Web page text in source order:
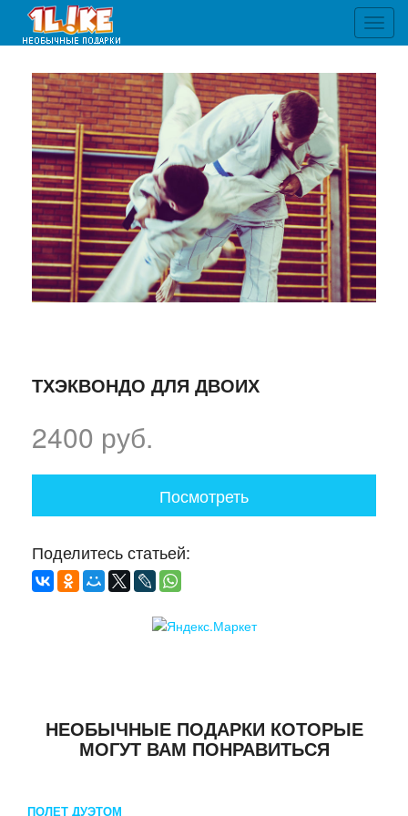
ТХЭКВОНДО ДЛЯ ДВОИХ
2400 руб.
Посмотреть
Поделитесь статьей:
НЕОБЫЧНЫЕ ПОДАРКИ КОТОРЫЕ
МОГУТ ВАМ ПОНРАВИТЬСЯ
ПОЛЕТ ДУЭТОМ